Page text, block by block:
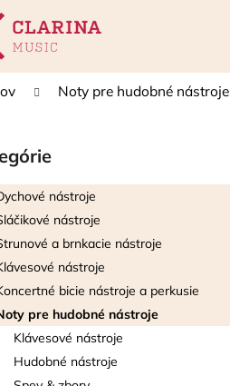
Noty pre hudobné nástroje
nástroje
nástroje
a brnkacie nástroje
nástroje
bicie nástroje a perkusie
pre hudobné nástroje
Klávesové nástroje
Hudobné nástroje